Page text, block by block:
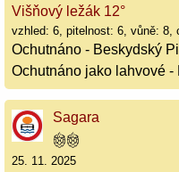
Višňový ležák 12°
vzhled: 6, pitelnost: 6, vůně: 8,
Ochutnáno - Beskydský
Ochutnáno jako lahvové -
Sagara
25. 11. 2025